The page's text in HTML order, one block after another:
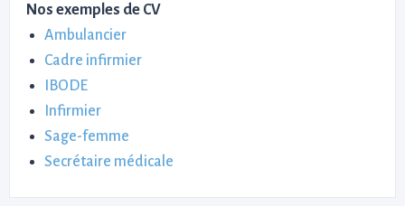
Nos exemples de CV
Ambulancier
Cadre infirmier
IBODE
Infirmier
Sage-femme
Secrétaire médicale